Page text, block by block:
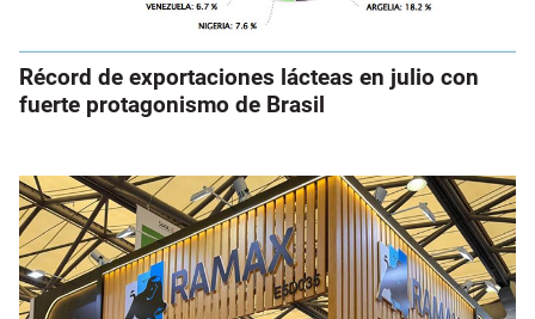
Récord de exportaciones lácteas en julio con
fuerte protagonismo de Brasil